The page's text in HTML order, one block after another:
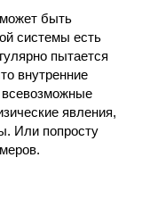
быть
системы есть
пытается
внутренние
явления,
Или попросту